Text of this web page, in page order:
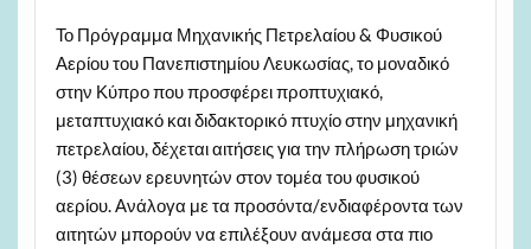
Το Πρόγραμμα Μηχανικής Πετρελαίου & Φυσικού
Αερίου του Πανεπιστημίου Λευκωσίας, το μοναδικό
στην Κύπρο που προσφέρει προπτυχιακό,
μεταπτυχιακό και διδακτορικό πτυχίο στην μηχανική
πετρελαίου, δέχεται αιτήσεις για την πλήρωση τριών
(3) θέσεων ερευνητών στον τομέα του φυσικού
αερίου. Ανάλογα με τα προσόντα/ενδιαφέροντα των
αιτητών μπορούν να επιλέξουν ανάμεσα στα πιο